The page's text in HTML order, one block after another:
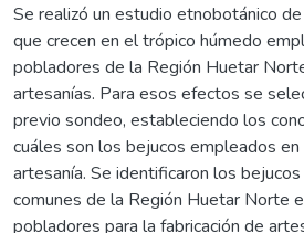
Se realizó un estudio etnobotánico
que crecen en el trópico húmedo
pobladores de la Región Huetar
artesanías. Para esos efectos se
previo sondeo, estableciendo los
cuáles son los bejucos empleados en
artesanía. Se identificaron los
comunes de la Región Huetar Norte
pobladores para la fabricación de